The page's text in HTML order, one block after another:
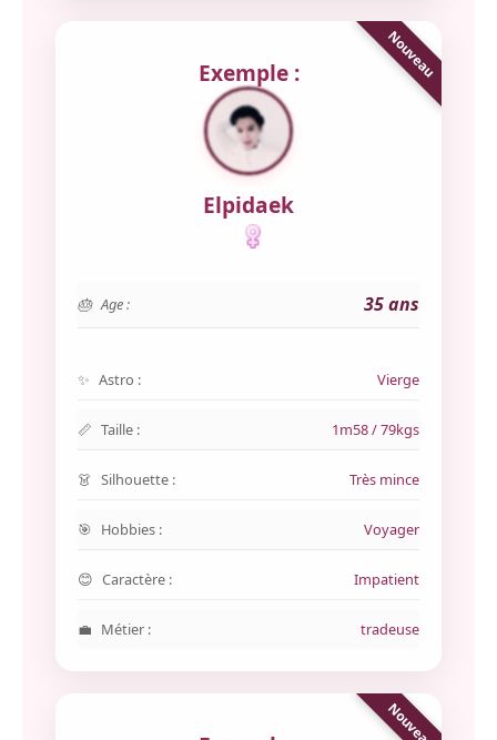
Exemple :
Elpidaek
Age : 35 ans
Astro : Vierge
Taille : 1m58 / 79kgs
Silhouette : Très mince
Hobbies : Voyager
Caractère : Impatient
Métier : tradeuse